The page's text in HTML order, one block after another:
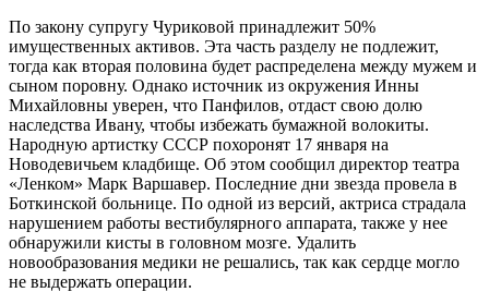
По закону супругу Чуриковой принадлежит 50%
имущественных активов. Эта часть разделу не подлежит,
тогда как вторая половина будет распределена между мужем и
сыном поровну. Однако источник из окружения Инны
Михайловны уверен, что Панфилов, отдаст свою долю
наследства Ивану, чтобы избежать бумажной волокиты.
Народную артистку СССР похоронят 17 января на
Новодевичьем кладбище. Об этом сообщил директор театра
«Ленком» Марк Варшавер. Последние дни звезда провела в
Боткинской больнице. По одной из версий, актриса страдала
нарушением работы вестибулярного аппарата, также у нее
обнаружили кисты в головном мозге. Удалить
новообразования медики не решались, так как сердце могло
не выдержать операции.